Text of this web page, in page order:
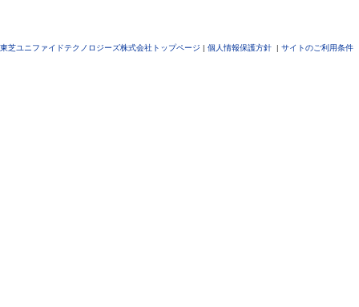
東芝ユニファイドテクノロジーズ株式会社トップページ | 個人情報保護方針 | サイトのご利用条件